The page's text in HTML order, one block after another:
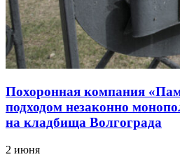
Похоронная компания
подходом незаконно
на кладбища Волгограда
2 июня